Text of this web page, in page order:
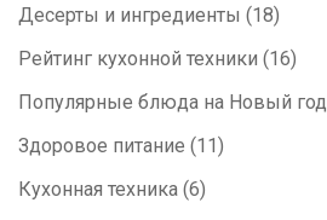
Десерты и ингредиенты (18)
Рейтинг кухонной техники (16)
Популярные блюда на Новый год
Здоровое питание (11)
Кухонная техника (6)